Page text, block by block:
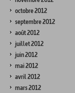
octobre 2012
septembre 2012
août 2012
juillet 2012
juin 2012
mai 2012
avril 2012
mars 2012